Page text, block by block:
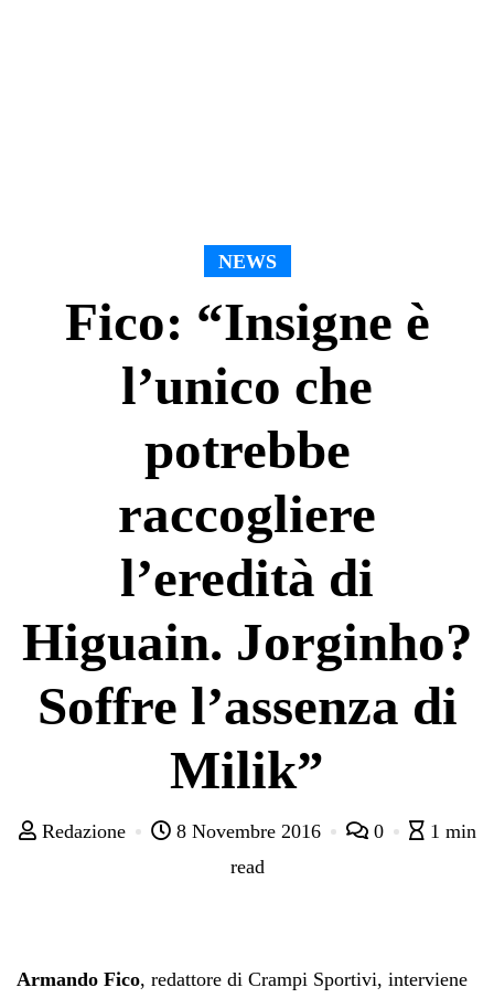
NEWS
Fico: “Insigne è
l’unico che
potrebbe
raccogliere
l’eredità di
Higuain. Jorginho?
Soffre l’assenza di
Milik”
Redazione 8 Novembre 2016 0
1 min
read
Armando Fico, redattore di Crampi Sportivi, interviene